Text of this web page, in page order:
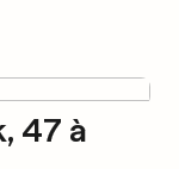
47 à